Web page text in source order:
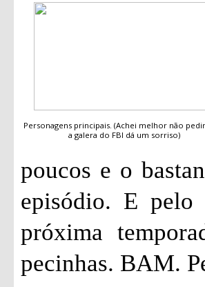
Personagens principais. (Achei melhor não
a galera do FBI dá um sorriso)
poucos e o
episódio. E
próxima
pecinhas. BAM.